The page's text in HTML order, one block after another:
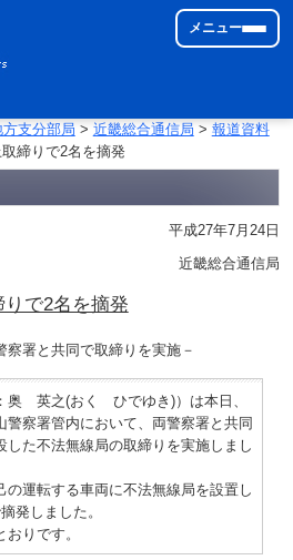
メニュー
方支分部局 > 近畿総合通信局 > 報道資料
締りで2名を摘発
平成27年7月24日
近畿総合通信局
で2名を摘発
察署と共同で取締りを実施－
奥 英之(おく ひでゆき)）は本日、
警察署管内において、両警察署と共同
した不法無線局の取締りを実施しまし
運転する車両に不法無線局を設置し
発しました。
りです。